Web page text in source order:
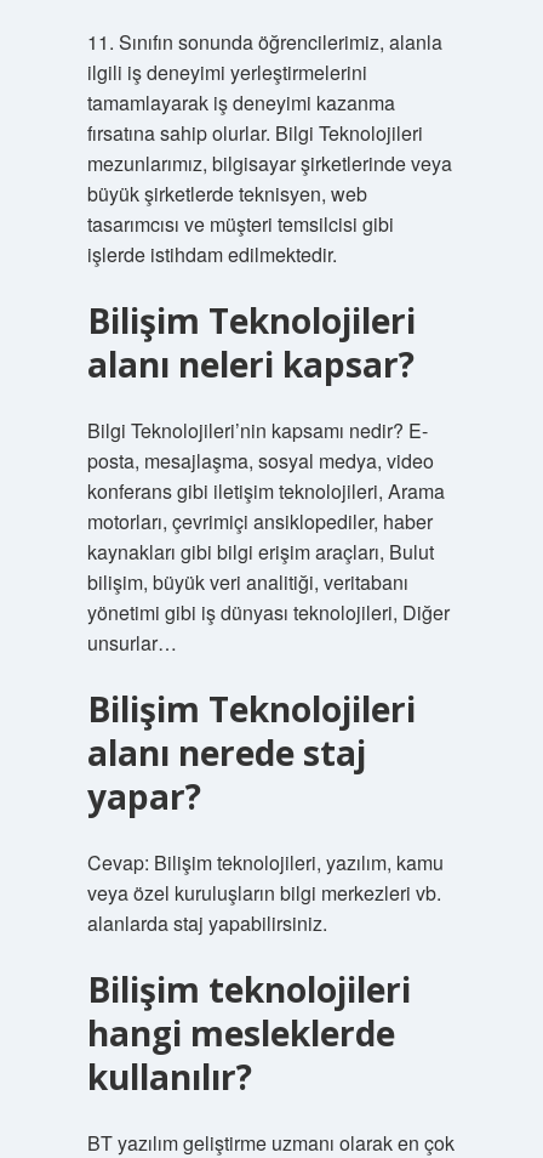
11. Sınıfın sonunda öğrencilerimiz, alanla
ilgili iş deneyimi yerleştirmelerini
tamamlayarak iş deneyimi kazanma
fırsatına sahip olurlar. Bilgi Teknolojileri
mezunlarımız, bilgisayar şirketlerinde veya
büyük şirketlerde teknisyen, web
tasarımcısı ve müşteri temsilcisi gibi
işlerde istihdam edilmektedir.
Bilişim Teknolojileri
alanı neleri kapsar?
Bilgi Teknolojileri’nin kapsamı nedir? E-
posta, mesajlaşma, sosyal medya, video
konferans gibi iletişim teknolojileri, Arama
motorları, çevrimiçi ansiklopediler, haber
kaynakları gibi bilgi erişim araçları, Bulut
bilişim, büyük veri analitiği, veritabanı
yönetimi gibi iş dünyası teknolojileri, Diğer
unsurlar…
Bilişim Teknolojileri
alanı nerede staj
yapar?
Cevap: Bilişim teknolojileri, yazılım, kamu
veya özel kuruluşların bilgi merkezleri vb.
alanlarda staj yapabilirsiniz.
Bilişim teknolojileri
hangi mesleklerde
kullanılır?
BT yazılım geliştirme uzmanı olarak en çok